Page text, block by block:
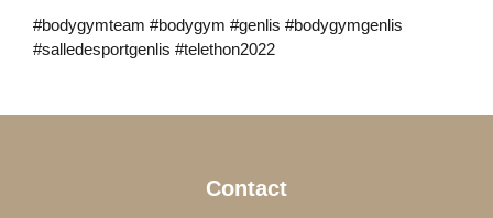
#bodygymteam #bodygym #genlis #bodygymgenlis
#salledesportgenlis #telethon2022
Contact